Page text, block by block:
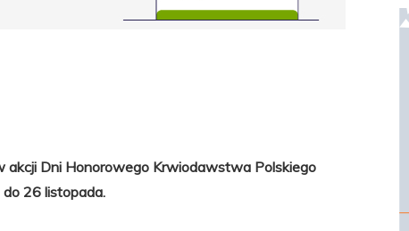
akcji Dni Honorowego Krwiodawstwa Polskiego
26 listopada.